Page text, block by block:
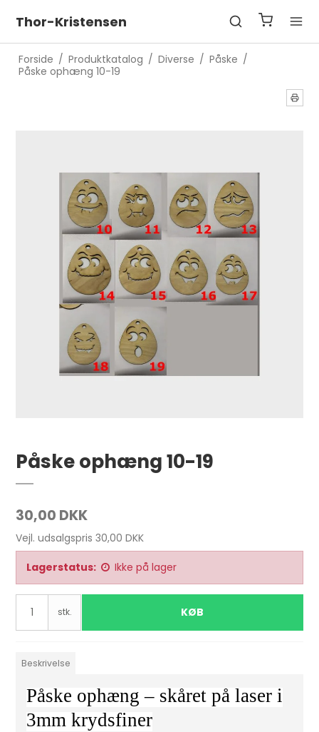
Thor-Kristensen
Forside / Produktkatalog / Diverse / Påske /
Påske ophæng 10-19
Påske ophæng 10-19
30,00 DKK
Vejl. udsalgspris 30,00 DKK
Lagerstatus: Ikke på lager
stk. KØB
Beskrivelse
Påske ophæng – skåret på laser i
3mm krydsfiner